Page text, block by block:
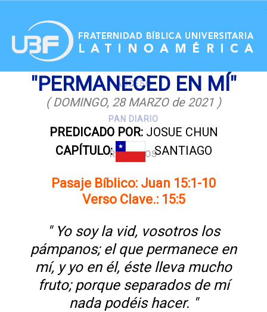
ACCESO
PAN DIARIO
RECURSOS
"PERMANECED EN MÍ"
( DOMINGO, 28 MARZO de 2021 )
PREDICADO POR: JOSUE CHUN
CAPÍTULO:
SANTIAGO
Pasaje Bíblico: Juan 15:1-10
Verso Clave.: 15:5
" Yo soy la vid, vosotros los
pámpanos; el que permanece en
mí, y yo en él, éste lleva mucho
fruto; porque separados de mí
nada podéis hacer. "